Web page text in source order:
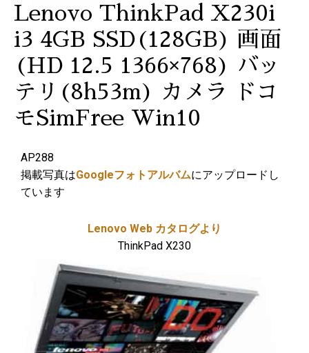
Lenovo ThinkPad X230i
i3 4GB SSD(128GB) 画面
(HD 12.5 1366×768) バッ
テリ(8h53m) カメラ ドコ
モSimFree Win10
AP288
掲載写真はGoogleフォトアルバムにアップロードし
ています
Lenovo Web カタログより
ThinkPad X230